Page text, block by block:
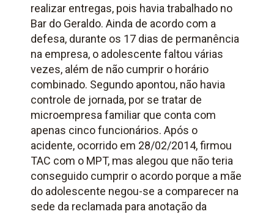
realizar entregas, pois havia trabalhado no
Bar do Geraldo. Ainda de acordo com a
defesa, durante os 17 dias de permanência
na empresa, o adolescente faltou várias
vezes, além de não cumprir o horário
combinado. Segundo apontou, não havia
controle de jornada, por se tratar de
microempresa familiar que conta com
apenas cinco funcionários. Após o
acidente, ocorrido em 28/02/2014, firmou
TAC com o MPT, mas alegou que não teria
conseguido cumprir o acordo porque a mãe
do adolescente negou-se a comparecer na
sede da reclamada para anotação da